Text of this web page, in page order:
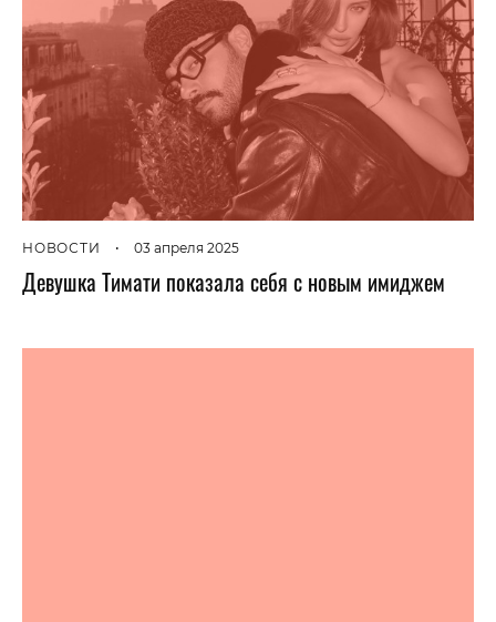
НОВОСТИ • 03 апреля 2025
Девушка Тимати показала себя с новым имиджем